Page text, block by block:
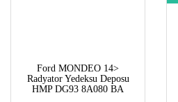
Ford MONDEO 14>
Radyator Yedeksu Deposu
HMP DG93 8A080 BA